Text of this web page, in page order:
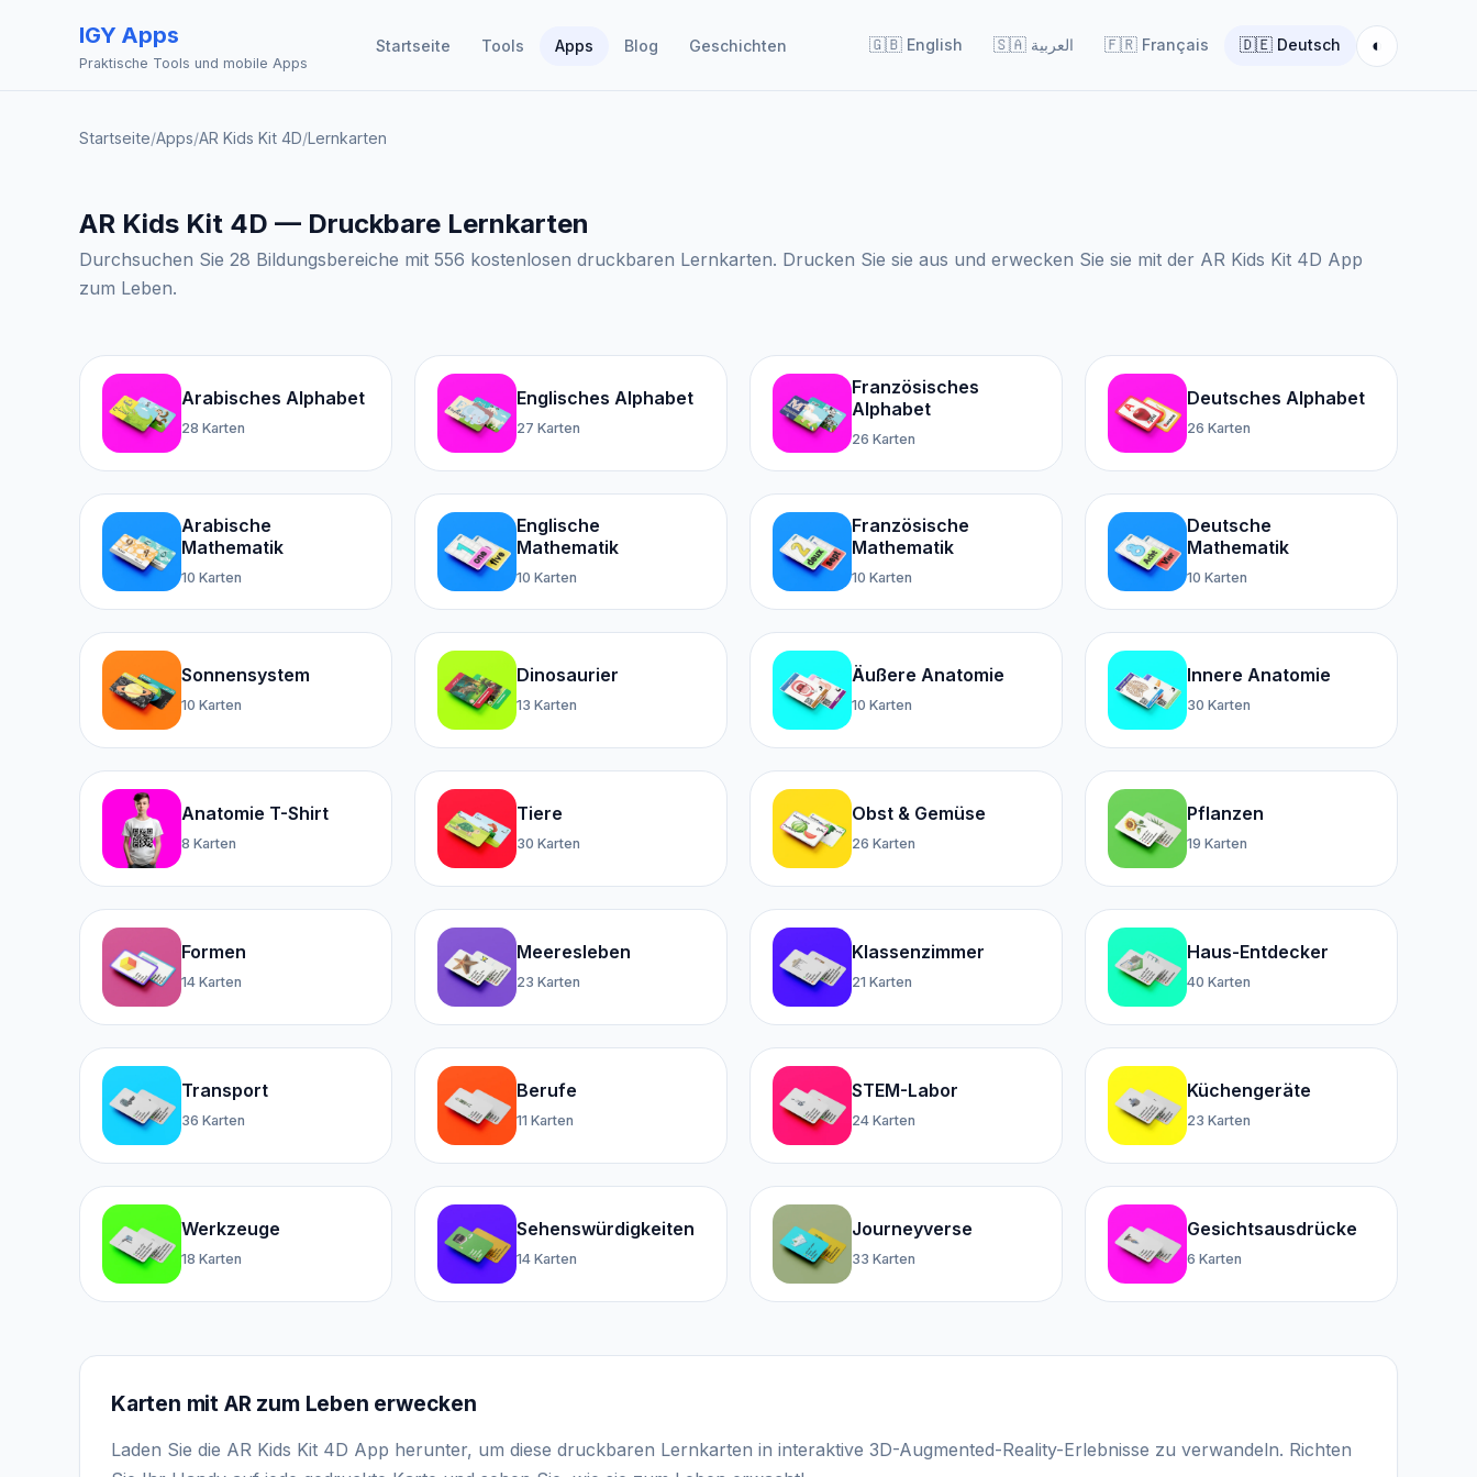
IGY Apps
Praktische Tools und mobile Apps
Startseite Tools Apps Blog Geschichten 🇬🇧 English 🇸🇦 العربية 🇫🇷 Français 🇩🇪 Deutsch ◐
Startseite/Apps/AR Kids Kit 4D/Lernkarten
AR Kids Kit 4D — Druckbare Lernkarten
Durchsuchen Sie 28 Bildungsbereiche mit 556 kostenlosen druckbaren Lernkarten. Drucken Sie sie aus und erwecken Sie sie mit der AR Kids Kit 4D App
zum Leben.
Arabisches Alphabet
28 Karten
Englisches Alphabet
27 Karten
Französisches
Alphabet
26 Karten
Deutsches Alphabet
26 Karten
Arabische
Mathematik
10 Karten
Englische
Mathematik
10 Karten
Französische
Mathematik
10 Karten
Deutsche
Mathematik
10 Karten
Sonnensystem
10 Karten
Dinosaurier
13 Karten
Äußere Anatomie
10 Karten
Innere Anatomie
30 Karten
Anatomie T-Shirt
8 Karten
Tiere
30 Karten
Obst & Gemüse
26 Karten
Pflanzen
19 Karten
Formen
14 Karten
Meeresleben
23 Karten
Klassenzimmer
21 Karten
Haus-Entdecker
40 Karten
Transport
36 Karten
Berufe
11 Karten
STEM-Labor
24 Karten
Küchengeräte
23 Karten
Werkzeuge
18 Karten
Sehenswürdigkeiten
14 Karten
Journeyverse
33 Karten
Gesichtsausdrücke
6 Karten
Karten mit AR zum Leben erwecken
Laden Sie die AR Kids Kit 4D App herunter, um diese druckbaren Lernkarten in interaktive 3D-Augmented-Reality-Erlebnisse zu verwandeln. Richten